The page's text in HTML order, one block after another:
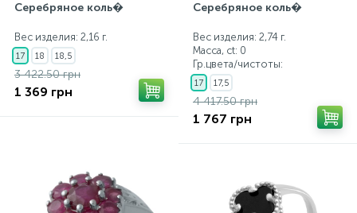
Серебряное коль�
Вес изделия: 2,16 г.
17 18 18,5
3 422.50 грн
1 369 грн
Серебряное коль�
Вес изделия: 2,74 г.
Масса, ct: 0
Гр.цвета/чистоты:
17 17,5
4 417.50 грн
1 767 грн